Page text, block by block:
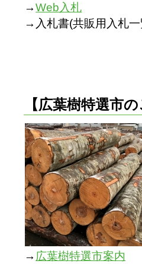
→Web入札
→入札書(共販用入札
【広葉樹特選市の
→ 広葉樹特選市案内